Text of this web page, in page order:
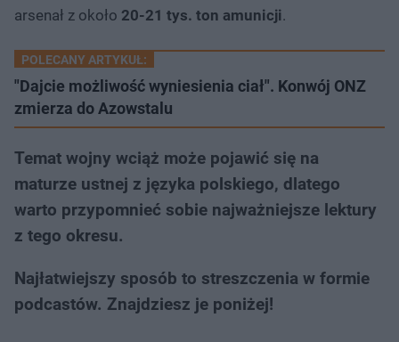
arsenał z około 20-21 tys. ton amunicji.
POLECANY ARTYKUŁ:
"Dajcie możliwość wyniesienia ciał". Konwój ONZ
zmierza do Azowstalu
Temat wojny wciąż może pojawić się na
maturze ustnej z języka polskiego, dlatego
warto przypomnieć sobie najważniejsze lektury
z tego okresu.
Najłatwiejszy sposób to streszczenia w formie
podcastów. Znajdziesz je poniżej!